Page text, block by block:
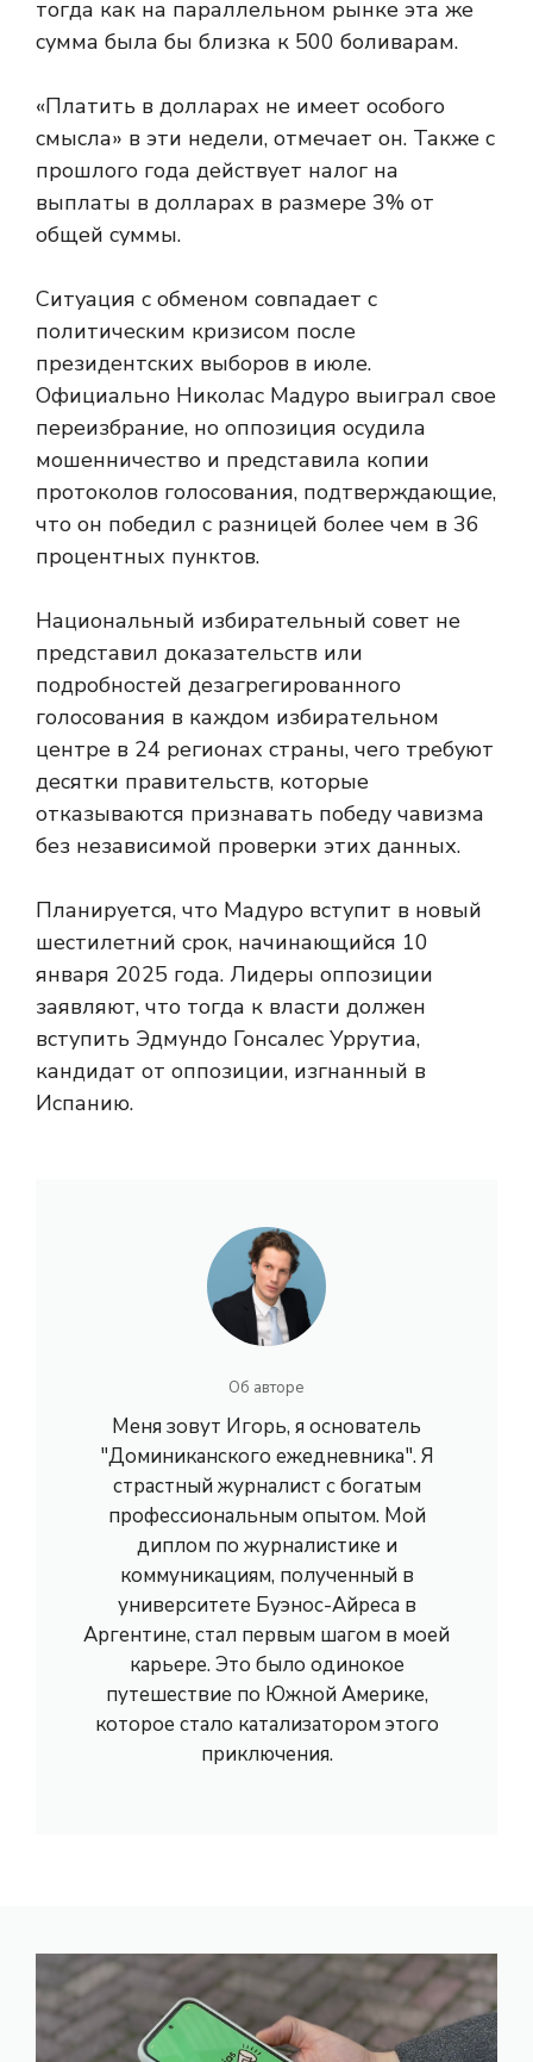
тогда как на параллельном рынке эта же
сумма была бы близка к 500 боливарам.
«Платить в долларах не имеет особого
смысла» в эти недели, отмечает он. Также с
прошлого года действует налог на
выплаты в долларах в размере 3% от
общей суммы.
Ситуация с обменом совпадает с
политическим кризисом после
президентских выборов в июле.
Официально Николас Мадуро выиграл свое
переизбрание, но оппозиция осудила
мошенничество и представила копии
протоколов голосования, подтверждающие,
что он победил с разницей более чем в 36
процентных пунктов.
Национальный избирательный совет не
представил доказательств или
подробностей дезагрегированного
голосования в каждом избирательном
центре в 24 регионах страны, чего требуют
десятки правительств, которые
отказываются признавать победу чавизма
без независимой проверки этих данных.
Планируется, что Мадуро вступит в новый
шестилетний срок, начинающийся 10
января 2025 года. Лидеры оппозиции
заявляют, что тогда к власти должен
вступить Эдмундо Гонсалес Уррутиа,
кандидат от оппозиции, изгнанный в
Испанию.
Об авторе
Меня зовут Игорь, я основатель
"Доминиканского ежедневника". Я
страстный журналист с богатым
профессиональным опытом. Мой
диплом по журналистике и
коммуникациям, полученный в
университете Буэнос-Айреса в
Аргентине, стал первым шагом в моей
карьере. Это было одинокое
путешествие по Южной Америке,
которое стало катализатором этого
приключения.